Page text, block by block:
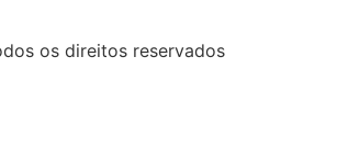
os direitos reservados